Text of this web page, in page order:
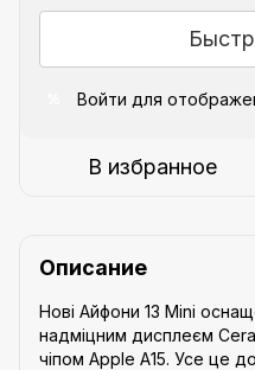
Войти для
В избранное
Описание
Нові Айфони 13 Mini
надміцним дисплеєм
чіпом Apple A15. Усе це